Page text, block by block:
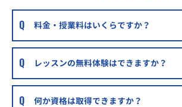
料金・授業料はいくらですか？
レッスンの無料体験はできますか？
何か資格は取得できますか？